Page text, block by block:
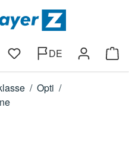
Du hast 0 Produkte auf
DE
/ Opti /